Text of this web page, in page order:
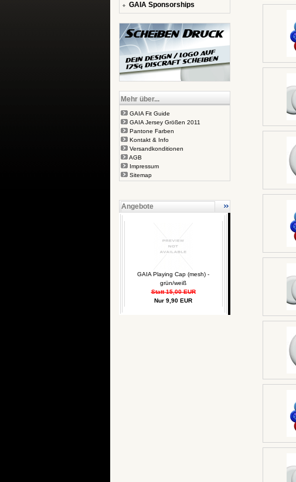
GAIA Sponsorships
Mehr über...
GAIA Fit Guide
GAIA Jersey Größen 2011
Pantone Farben
Kontakt & Info
Versandkonditionen
AGB
Impressum
Sitemap
Angebote
GAIA Playing Cap (mesh) -
grün/weiß
Statt 15,00 EUR
Nur 9,90 EUR